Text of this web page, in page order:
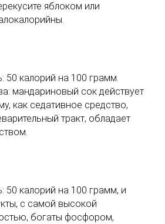
яблоком или
50 калорий на 100 грамм.
мандариновый сок действует
как седативное средство,
тракт, обладает
50 калорий на 100 грамм, и
с самой высокой
богаты фосфором,